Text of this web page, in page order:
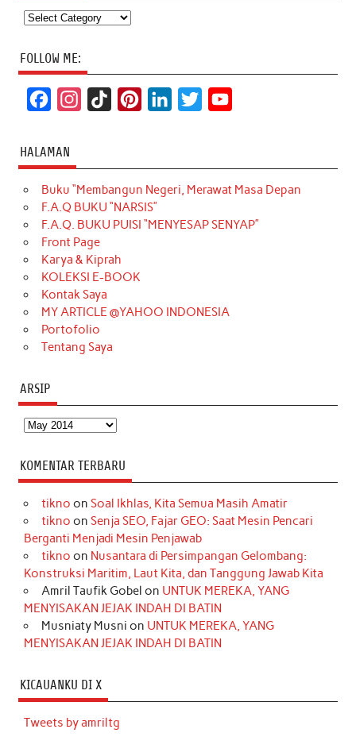
Categories
FOLLOW ME:
c
e
b
o
o
k
t
a
g
r
a
m
T
o
k
t
e
r
k
e
d
t
t
e
T
u
b
HALAMAN
Buku “Membangun Negeri, Merawat Masa Depan
F.A.Q BUKU “NARSIS”
F.A.Q. BUKU PUISI “MENYESAP SENYAP”
Front Page
Karya & Kiprah
KOLEKSI E-BOOK
Kontak Saya
MY ARTICLE @YAHOO INDONESIA
Portofolio
Tentang Saya
ARSIP
Arsip
KOMENTAR TERBARU
tikno on Soal Ikhlas, Kita Semua Masih Amatir
tikno on Senja SEO, Fajar GEO: Saat Mesin Pencari
Berganti Menjadi Mesin Penjawab
tikno on Nusantara di Persimpangan Gelombang:
Konstruksi Maritim, Laut Kita, dan Tanggung Jawab Kita
Amril Taufik Gobel on UNTUK MEREKA, YANG
MENYISAKAN JEJAK INDAH DI BATIN
Musniaty Musni on UNTUK MEREKA, YANG
MENYISAKAN JEJAK INDAH DI BATIN
KICAUANKU DI X
Tweets by amriltg